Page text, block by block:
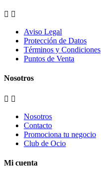
 
Aviso Legal
Protección de Datos
Términos y Condiciones
Puntos de Venta
Nosotros
 
Nosotros
Contacto
Promociona tu negocio
Club de Ocio
Mi cuenta